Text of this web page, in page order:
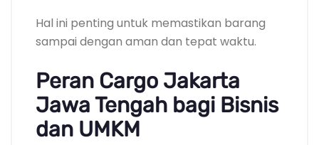
Hal ini penting untuk memastikan barang
sampai dengan aman dan tepat waktu.
Peran Cargo Jakarta
Jawa Tengah bagi Bisnis
dan UMKM